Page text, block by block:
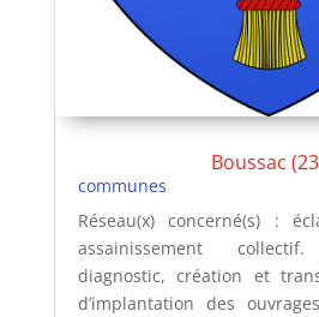
Boussac
communes
Réseau(x) concerné(s) :
assainissement
diagnostic, création et
d’implantation des